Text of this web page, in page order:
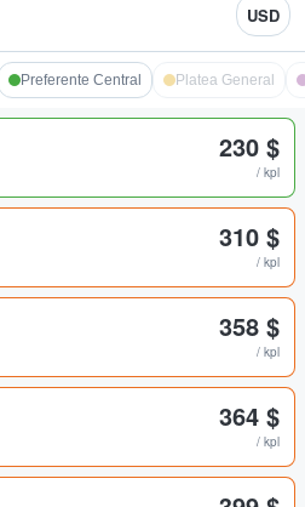
USD
Preferente Central Platea General
230 $
/ kpl
310 $
/ kpl
358 $
/ kpl
364 $
/ kpl